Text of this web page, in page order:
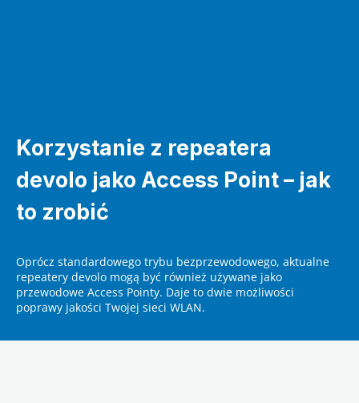
Korzystanie z repeatera
devolo jako Access Point – jak
to zrobić
Oprócz standardowego trybu bezprzewodowego, aktualne
repeatery devolo mogą być również używane jako
przewodowe Access Pointy. Daje to dwie możliwości
poprawy jakości Twojej sieci WLAN.